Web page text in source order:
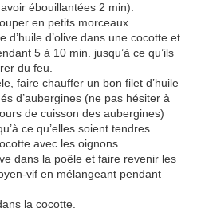
ébouillantées 2 min).
en petits morceaux.
d’huile d’olive dans une cocotte et
5 à 10 min. jusqu’à ce qu’ils
du feu.
faire chauffer un bon filet d’huile
d’aubergines (ne pas hésiter à
de cuisson des aubergines)
ce qu’elles soient tendres.
avec les oignons.
dans la poêle et faire revenir les
vif en mélangeant pendant
la cocotte.